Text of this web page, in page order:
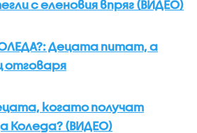
с еленовия впряг (ВИДЕО)
Децата питат, а
отговаря
когато получат
Коледа? (ВИДЕО)